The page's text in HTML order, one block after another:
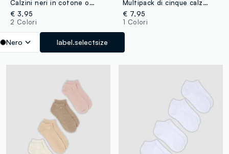
Calzini neri in cotone organico elasticizzato con strass
€ 3,95
2 Colori
Nero label.selectsize
Multipack di cinque calzini multicolor in misto cotone organico
€ 7,95
1 Colori